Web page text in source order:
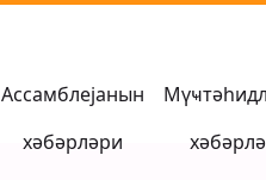
Ассамблејанын
хәбәрләри